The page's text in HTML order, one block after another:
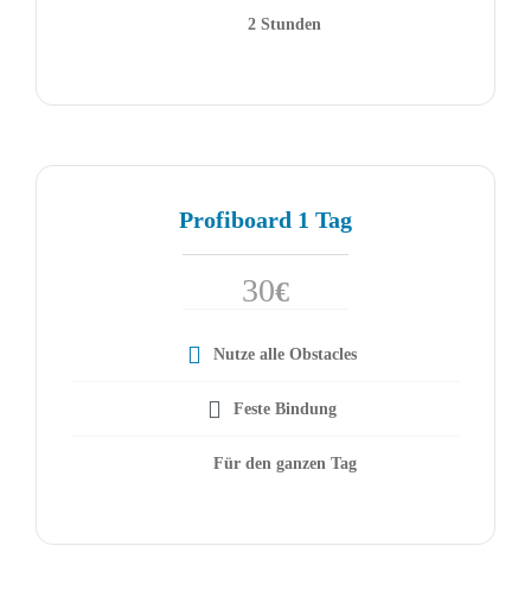
2 Stunden
Profiboard 1 Tag
30€
Nutze alle Obstacles
Feste Bindung
Für den ganzen Tag